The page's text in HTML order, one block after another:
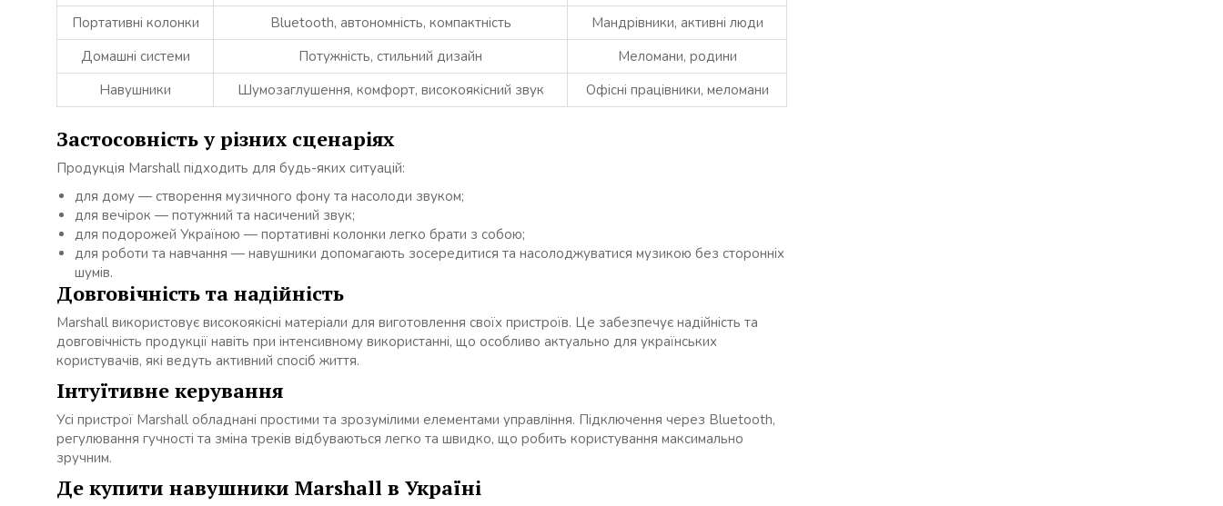
Портативні колонки
Bluetooth, автономність, компактність
Мандрівники, активні люди
Домашні системи
Потужність, стильний дизайн
Меломани, родини
Навушники
Шумозаглушення, комфорт, високоякісний звук Офісні працівники, меломани
Застосовність у різних сценаріях
Продукція Marshall підходить для будь-яких ситуацій:
для дому — створення музичного фону та насолоди звуком;
для вечірок — потужний та насичений звук;
для подорожей Україною — портативні колонки легко брати з собою;
для роботи та навчання — навушники допомагають зосередитися та насолоджуватися музикою без сторонніх
шумів.
Довговічність та надійність
Marshall використовує високоякісні матеріали для виготовлення своїх пристроїв. Це забезпечує надійність та
довговічність продукції навіть при інтенсивному використанні, що особливо актуально для українських
користувачів, які ведуть активний спосіб життя.
Інтуїтивне керування
Усі пристрої Marshall обладнані простими та зрозумілими елементами управління. Підключення через Bluetooth,
регулювання гучності та зміна треків відбуваються легко та швидко, що робить користування максимально
зручним.
Де купити навушники Marshall в Україні